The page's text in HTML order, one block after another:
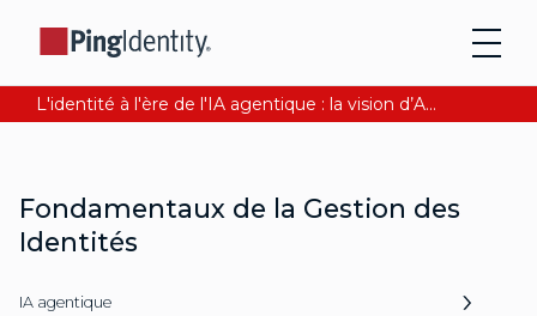
L'identité à l'ère de l'IA agentique : la vision d’Andre Durand sur la confiance numérique
Fondamentaux de la Gestion des
Identités
IA agentique